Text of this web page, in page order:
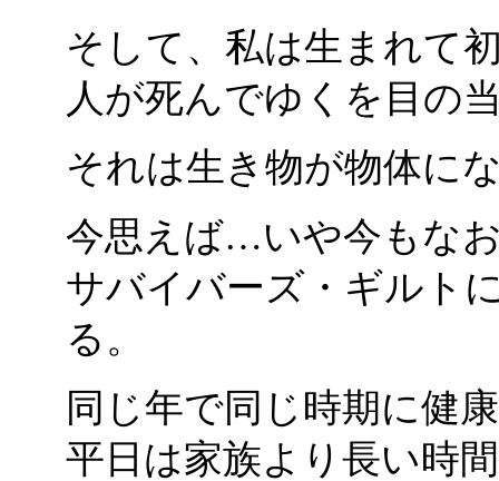
そして、私は生まれて
人が死んでゆくを目の
それは生き物が物体に
今思えば…いや今もな
サバイバーズ・ギルト
る。
同じ年で同じ時期に健
平日は家族より長い時